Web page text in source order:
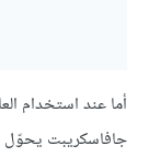
أما عند استخدام
جافاسكريبت يحوّل